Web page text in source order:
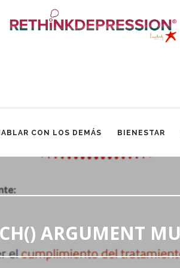
CON LOS DEMÁS BIENESTAR
ARGUMENT